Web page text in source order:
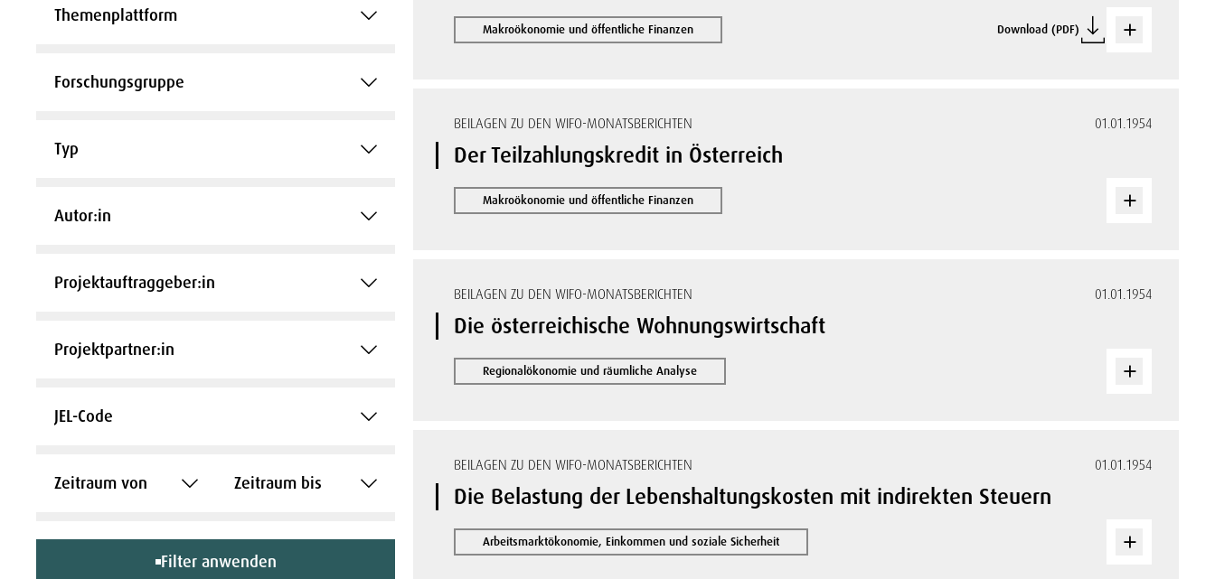
Themenplattform
Forschungsgruppe
Typ
Autor:in
Projektauftraggeber:in
Projektpartner:in
JEL-Code
Zeitraum von Zeitraum bis
Filter anwenden
Makroökonomie und öffentliche Finanzen Download (PDF)
BEILAGEN ZU DEN WIFO-MONATSBERICHTEN 01.01.1954
Der Teilzahlungskredit in Österreich
Makroökonomie und öffentliche Finanzen
BEILAGEN ZU DEN WIFO-MONATSBERICHTEN 01.01.1954
Die österreichische Wohnungswirtschaft
Regionalökonomie und räumliche Analyse
BEILAGEN ZU DEN WIFO-MONATSBERICHTEN 01.01.1954
Die Belastung der Lebenshaltungskosten mit indirekten Steuern
Arbeitsmarktökonomie, Einkommen und soziale Sicherheit